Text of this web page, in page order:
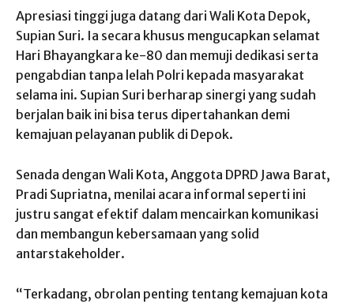
Apresiasi tinggi juga datang dari Wali Kota Depok,
Supian Suri. Ia secara khusus mengucapkan selamat
Hari Bhayangkara ke-80 dan memuji dedikasi serta
pengabdian tanpa lelah Polri kepada masyarakat
selama ini. Supian Suri berharap sinergi yang sudah
berjalan baik ini bisa terus dipertahankan demi
kemajuan pelayanan publik di Depok.
Senada dengan Wali Kota, Anggota DPRD Jawa Barat,
Pradi Supriatna, menilai acara informal seperti ini
justru sangat efektif dalam mencairkan komunikasi
dan membangun kebersamaan yang solid
antarstakeholder.
“Terkadang, obrolan penting tentang kemajuan kota